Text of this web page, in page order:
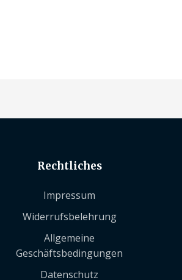
Rechtliches
Impressum
Widerrufsbelehrung
Allgemeine
Geschäftsbedingungen
Datenschutz